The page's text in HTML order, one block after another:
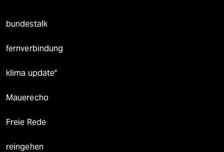
bundestalk
fernverbindung
klima update°
Mauerecho
Freie Rede
reingehen